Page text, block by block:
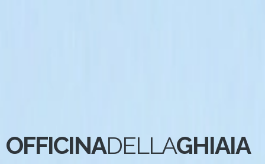
OFFICINADELLAGHIAIA